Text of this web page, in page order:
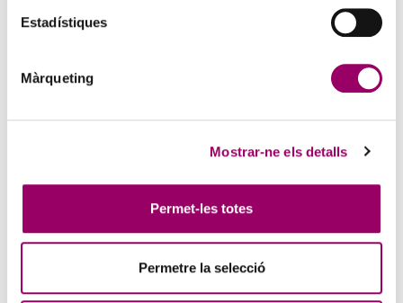
Estadístiques
Màrqueting
Mostrar-ne els detalls
Permet-les totes
Permetre la selecció
terme els dies 3, 8 i 15 de setembre de 2026,…